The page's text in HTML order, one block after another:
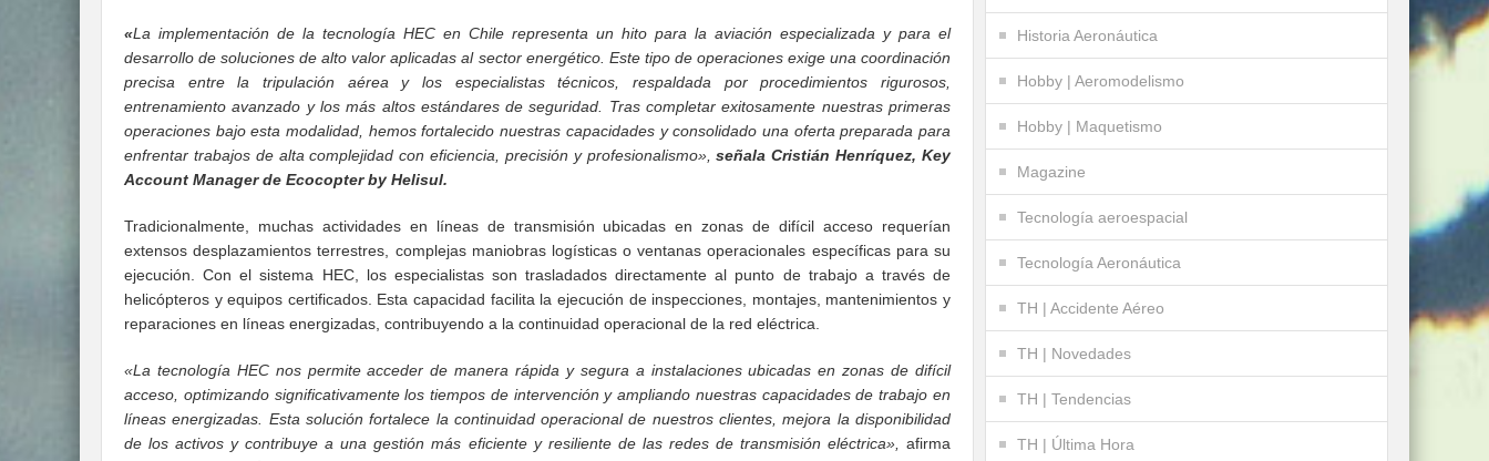
«La implementación de la tecnología HEC en Chile representa un hito para la aviación especializada y para el
desarrollo de soluciones de alto valor aplicadas al sector energético. Este tipo de operaciones exige una coordinación
precisa entre la tripulación aérea y los especialistas técnicos, respaldada por procedimientos rigurosos,
entrenamiento avanzado y los más altos estándares de seguridad. Tras completar exitosamente nuestras primeras
operaciones bajo esta modalidad, hemos fortalecido nuestras capacidades y consolidado una oferta preparada para
enfrentar trabajos de alta complejidad con eficiencia, precisión y profesionalismo»,señala Cristián Henríquez, Key
Account Manager de Ecocopter by Helisul.
Tradicionalmente, muchas actividades en líneas de transmisión ubicadas en zonas de difícil acceso requerían
extensos desplazamientos terrestres, complejas maniobras logísticas o ventanas operacionales específicas para su
ejecución. Con el sistema HEC, los especialistas son trasladados directamente al punto de trabajo a través de
helicópteros y equipos certificados. Esta capacidad facilita la ejecución de inspecciones, montajes, mantenimientos y
reparaciones en líneas energizadas, contribuyendo a la continuidad operacional de la red eléctrica.
«La tecnología HEC nos permite acceder de manera rápida y segura a instalaciones ubicadas en zonas de difícil
acceso, optimizando significativamente los tiempos de intervención y ampliando nuestras capacidades de trabajo en
líneas energizadas. Esta solución fortalece la continuidad operacional de nuestros clientes, mejora la disponibilidad
de los activos y contribuye a una gestión más eficiente y resiliente de las redes de transmisión eléctrica», afirma
Historia Aeronáutica
Hobby | Aeromodelismo
Hobby | Maquetismo
Magazine
Tecnología aeroespacial
Tecnología Aeronáutica
TH | Accidente Aéreo
TH | Novedades
TH | Tendencias
TH | Última Hora